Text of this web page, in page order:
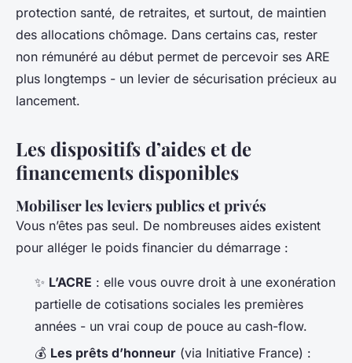
protection santé, de retraites, et surtout, de maintien
des allocations chômage. Dans certains cas, rester
non rémunéré au début permet de percevoir ses ARE
plus longtemps - un levier de sécurisation précieux au
lancement.
Les dispositifs d’aides et de
financements disponibles
Mobiliser les leviers publics et privés
Vous n’êtes pas seul. De nombreuses aides existent
pour alléger le poids financier du démarrage :
✨ L’ACRE : elle vous ouvre droit à une exonération
partielle de cotisations sociales les premières
années - un vrai coup de pouce au cash-flow.
💰 Les prêts d’honneur (via Initiative France) :